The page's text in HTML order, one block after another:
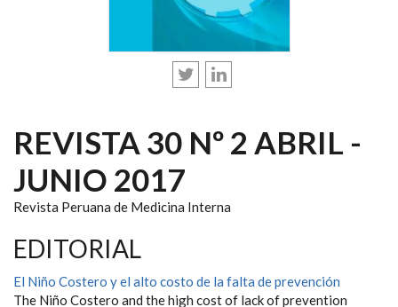
REVISTA 30 Nº 2 ABRIL -
JUNIO 2017
Revista Peruana de Medicina Interna
EDITORIAL
El Niño Costero y el alto costo de la falta de prevención
The Niño Costero and the high cost of lack of prevention